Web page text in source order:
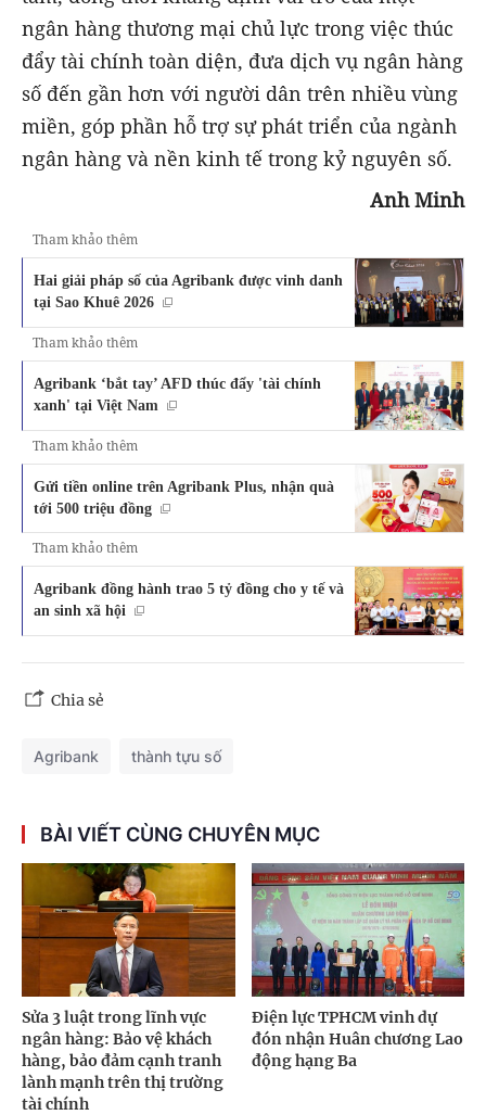
ngân hàng thương mại chủ lực trong việc thúc
đẩy tài chính toàn diện, đưa dịch vụ ngân hàng
số đến gần hơn với người dân trên nhiều vùng
miền, góp phần hỗ trợ sự phát triển của ngành
ngân hàng và nền kinh tế trong kỷ nguyên số.
Anh Minh
Tham khảo thêm
Hai giải pháp số của Agribank được vinh danh
tại Sao Khuê 2026
Tham khảo thêm
Agribank ‘bắt tay’ AFD thúc đẩy 'tài chính
xanh' tại Việt Nam
Tham khảo thêm
Gửi tiền online trên Agribank Plus, nhận quà
tới 500 triệu đồng
Tham khảo thêm
Agribank đồng hành trao 5 tỷ đồng cho y tế và
an sinh xã hội
Chia sẻ
Agribank thành tựu số
BÀI VIẾT CÙNG CHUYÊN MỤC
Sửa 3 luật trong lĩnh vực
ngân hàng: Bảo vệ khách
hàng, bảo đảm cạnh tranh
lành mạnh trên thị trường
tài chính
Điện lực TPHCM vinh dự
đón nhận Huân chương Lao
động hạng Ba